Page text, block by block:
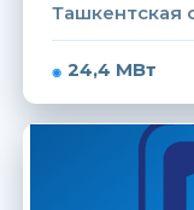
Ташкентская
24,4 МВт